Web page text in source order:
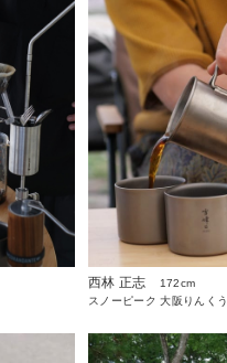
西林 正志
172cm
スノーピーク 大阪りんくう